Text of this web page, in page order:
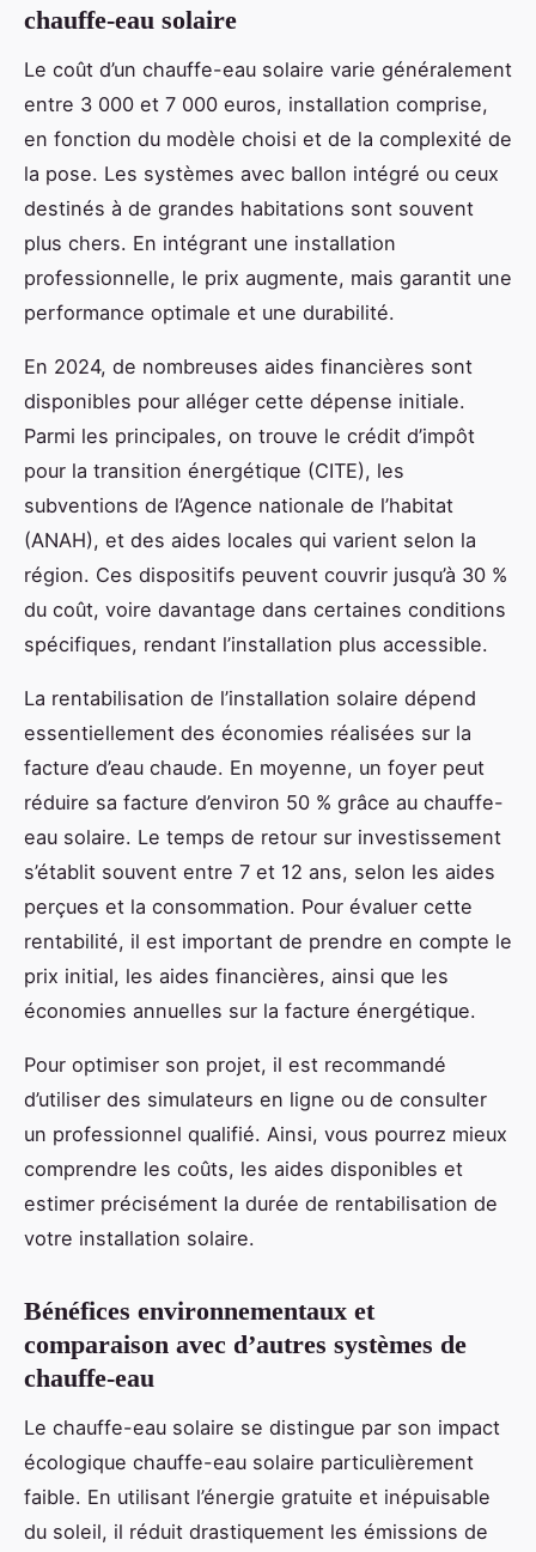
chauffe-eau solaire
Le coût d’un chauffe-eau solaire varie généralement
entre 3 000 et 7 000 euros, installation comprise,
en fonction du modèle choisi et de la complexité de
la pose. Les systèmes avec ballon intégré ou ceux
destinés à de grandes habitations sont souvent
plus chers. En intégrant une installation
professionnelle, le prix augmente, mais garantit une
performance optimale et une durabilité.
En 2024, de nombreuses aides financières sont
disponibles pour alléger cette dépense initiale.
Parmi les principales, on trouve le crédit d’impôt
pour la transition énergétique (CITE), les
subventions de l’Agence nationale de l’habitat
(ANAH), et des aides locales qui varient selon la
région. Ces dispositifs peuvent couvrir jusqu’à 30 %
du coût, voire davantage dans certaines conditions
spécifiques, rendant l’installation plus accessible.
La rentabilisation de l’installation solaire dépend
essentiellement des économies réalisées sur la
facture d’eau chaude. En moyenne, un foyer peut
réduire sa facture d’environ 50 % grâce au chauffe-
eau solaire. Le temps de retour sur investissement
s’établit souvent entre 7 et 12 ans, selon les aides
perçues et la consommation. Pour évaluer cette
rentabilité, il est important de prendre en compte le
prix initial, les aides financières, ainsi que les
économies annuelles sur la facture énergétique.
Pour optimiser son projet, il est recommandé
d’utiliser des simulateurs en ligne ou de consulter
un professionnel qualifié. Ainsi, vous pourrez mieux
comprendre les coûts, les aides disponibles et
estimer précisément la durée de rentabilisation de
votre installation solaire.
Bénéfices environnementaux et
comparaison avec d’autres systèmes de
chauffe-eau
Le chauffe-eau solaire se distingue par son impact
écologique chauffe-eau solaire particulièrement
faible. En utilisant l’énergie gratuite et inépuisable
du soleil, il réduit drastiquement les émissions de